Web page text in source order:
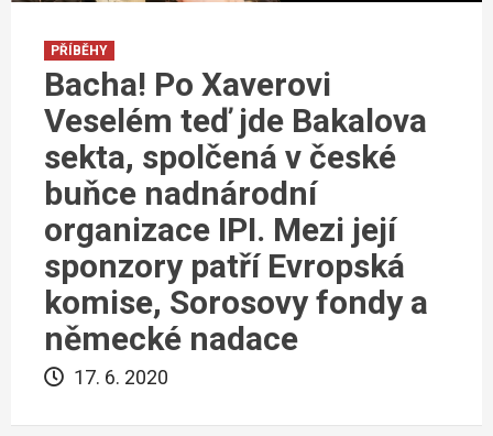
PŘÍBĚHY
Bacha! Po Xaverovi
Veselém teď jde Bakalova
sekta, spolčená v české
buňce nadnárodní
organizace IPI. Mezi její
sponzory patří Evropská
komise, Sorosovy fondy a
německé nadace
17. 6. 2020